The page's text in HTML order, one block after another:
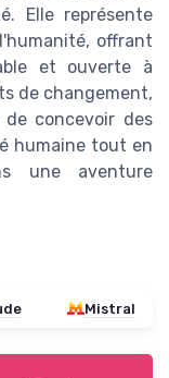
Elle représente
offrant
et ouverte à
de changement,
concevoir des
humaine tout en
une aventure
Mistral